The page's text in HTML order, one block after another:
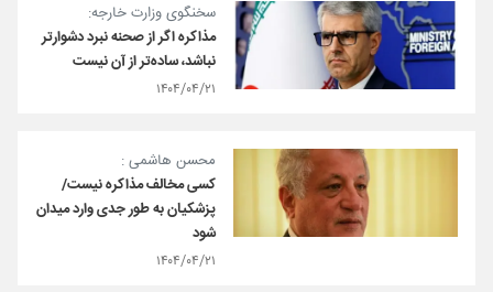
سخنگوی وزارت خارجه:
مذاکره اگر از صحنه نبرد دشوارتر
نباشد، ساده‌تر از آن نیست
۱۴۰۴/۰۴/۲۱
محسن هاشمی :
کسی مخالف مذاکره نیست/
پزشکیان به طور جدی وارد میدان
شود
۱۴۰۴/۰۴/۲۱